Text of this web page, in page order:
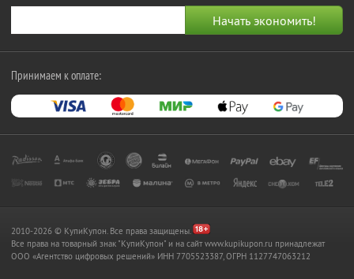
Принимаем к оплате:
2010-2026 © КупиКупон. Все права защищены.
Все права на товарный знак "КупиКупон" и на сайт www.kupikupon.ru принадлежат
OOO «Агентство цифровых решений» ИНН 7705523387, ОГРН 1127747063212